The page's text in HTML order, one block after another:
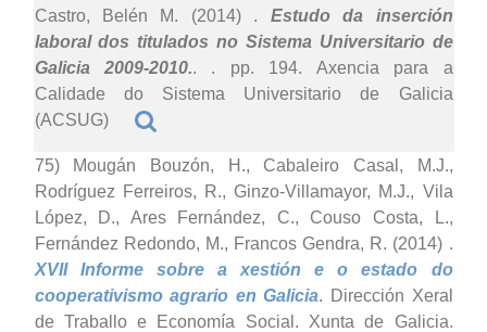
Castro, Belén M. (2014) . Estudo da inserción
laboral dos titulados no Sistema Universitario de
Galicia 2009-2010.. . pp. 194. Axencia para a
Calidade do Sistema Universitario de Galicia
(ACSUG)
75) Mougán Bouzón, H., Cabaleiro Casal, M.J.,
Rodríguez Ferreiros, R., Ginzo-Villamayor, M.J., Vila
López, D., Ares Fernández, C., Couso Costa, L.,
Fernández Redondo, M., Francos Gendra, R. (2014) .
XVII Informe sobre a xestión e o estado do
cooperativismo agrario en Galicia. Dirección Xeral
de Traballo e Economía Social. Xunta de Galicia.